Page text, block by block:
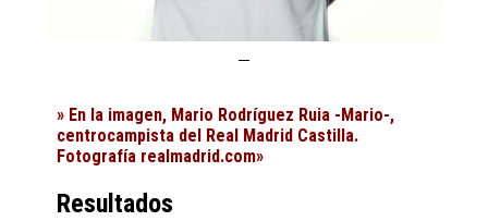
» En la imagen, Mario Rodríguez Ruia -Mario-,
centrocampista del Real Madrid Castilla.
Fotografía realmadrid.com»
Resultados